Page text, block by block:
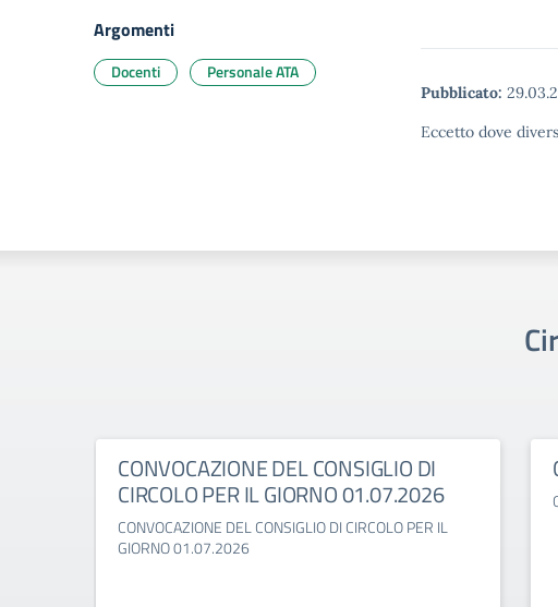
Pubblicato:
Eccetto dove
Argomenti
Docenti Personale ATA
CONVOCAZIONE DEL CONSIGLIO DI
CIRCOLO PER IL GIORNO 01.07.2026
CONVOCAZIONE DEL CONSIGLIO DI CIRCOLO PER IL
GIORNO 01.07.2026